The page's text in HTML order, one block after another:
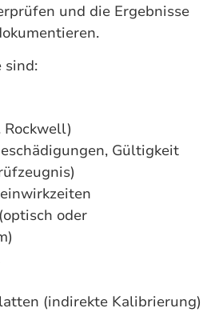
und die Ergebnisse
sind:
Gültigkeit
oder
(indirekte Kalibrierung)